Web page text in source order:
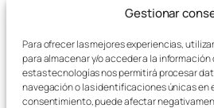
Gestionar
Para ofrecer las mejores experiencias,
para almacenar y/o acceder a la
estas tecnologías nos permitirá procesar
navegación o las identificaciones únicas en
consentimiento, puede afectar